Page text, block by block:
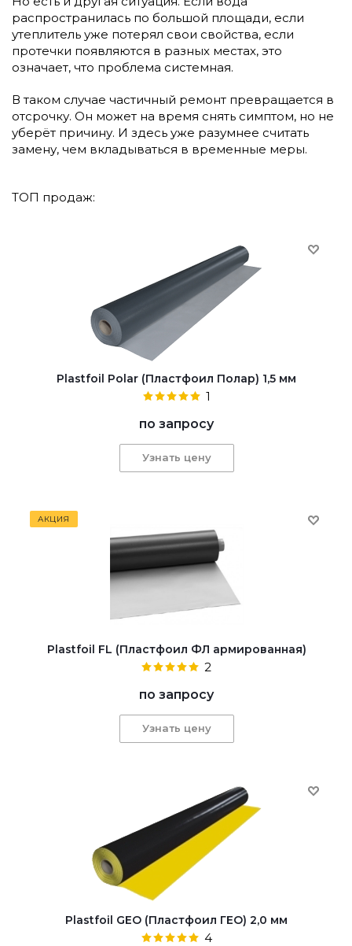
распространилась по большой площади, если
утеплитель уже потерял свои свойства, если
протечки появляются в разных местах, это
означает, что проблема системная.
В таком случае частичный ремонт превращается в
отсрочку. Он может на время снять симптом, но не
уберёт причину. И здесь уже разумнее считать
замену, чем вкладываться в временные меры.
ТОП продаж:
Plastfoil Polar (Пластфоил Полар) 1,5 мм
1
по запросу
Узнать цену
АКЦИЯ
Plastfoil FL (Пластфоил ФЛ армированная)
2
по запросу
Узнать цену
Plastfoil GEO (Пластфоил ГЕО) 2,0 мм
4